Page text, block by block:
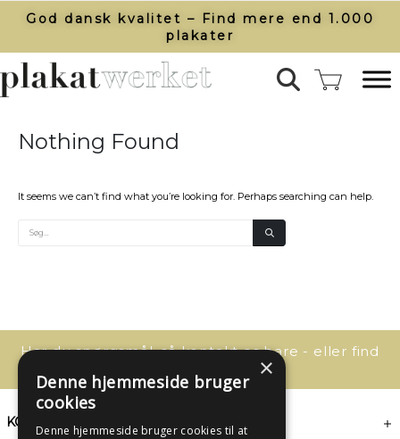
God dansk kvalitet – Find mere end 1.000
plakater​
Nothing Found
It seems we can’t find what you’re looking for. Perhaps searching can help.
Har du spørgsmål, så kontakt os bare - eller find
KONTAKT
×
Denne hjemmeside bruger
cookies
Denne hjemmeside bruger cookies til at